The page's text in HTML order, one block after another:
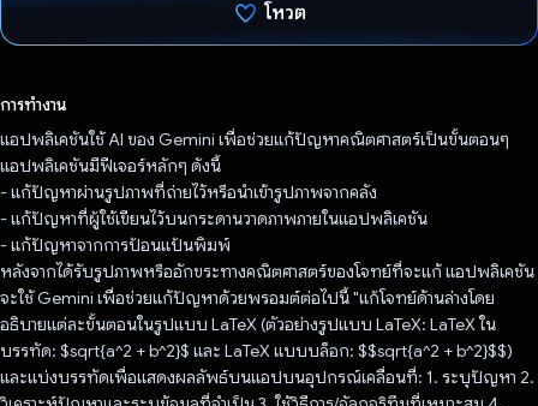
โหวต
การทำงาน
แอปพลิเคชันใช้ AI ของ Gemini เพื่อช่วยแก้ปัญหาคณิตศาสตร์เป็นขั้นตอนๆ
แอปพลิเคชันมีฟีเจอร์หลักๆ ดังนี้
- แก้ปัญหาผ่านรูปภาพที่ถ่ายไว้หรือนำเข้ารูปภาพจากคลัง
- แก้ปัญหาที่ผู้ใช้เขียนไว้บนกระดานวาดภาพภายในแอปพลิเคชัน
- แก้ปัญหาจากการป้อนแป้นพิมพ์
หลังจากได้รับรูปภาพหรืออักขระทางคณิตศาสตร์ของโจทย์ที่จะแก้ แอปพลิเคชัน
จะใช้ Gemini เพื่อช่วยแก้ปัญหาด้วยพรอมต์ต่อไปนี้ "แก้โจทย์ด้านล่างโดย
อธิบายแต่ละขั้นตอนในรูปแบบ LaTeX (ตัวอย่างรูปแบบ LaTeX: LaTeX ใน
บรรทัด: $sqrt{a^2 + b^2}$ และ LaTeX แบบบล็อก: $$sqrt{a^2 + b^2}$$)
และแบ่งบรรทัดเพื่อแสดงผลลัพธ์บนแอปบนอุปกรณ์เคลื่อนที่: 1. ระบุปัญหา 2.